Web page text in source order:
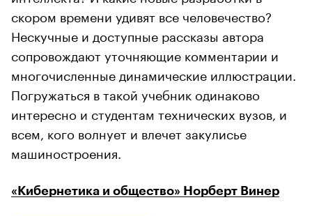
скором времени удивят все человечество?
Нескучные и доступные рассказы автора
сопровождают уточняющие комментарии и
многочисленные динамические иллюстрации.
Погружаться в такой учебник одинаково
интересно и студентам технических вузов, и
всем, кого волнует и влечет закулисье
машиностроения.
«Кибернетика и общество» Норберт Винер